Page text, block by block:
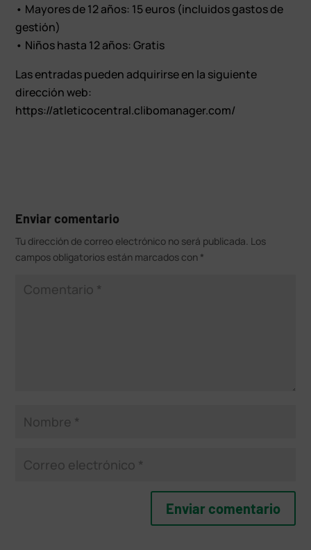
•⁠ ⁠Mayores de 12 años: 15 euros (incluidos gastos de
gestión)
•⁠ ⁠Niños hasta 12 años: Gratis
Las entradas pueden adquirirse en la siguiente
dirección web:
https://atleticocentral.clibomanager.com/
Enviar comentario
Tu dirección de correo electrónico no será publicada. Los
campos obligatorios están marcados con *